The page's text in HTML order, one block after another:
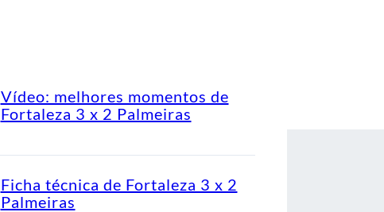
Vídeo: melhores momentos de
Fortaleza 3 x 2 Palmeiras
Ficha técnica de Fortaleza 3 x 2
Palmeiras